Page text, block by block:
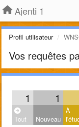
Ajenti 1
Profil utilisateur
Vos requêtes
1 1
Tout Nouveau
À